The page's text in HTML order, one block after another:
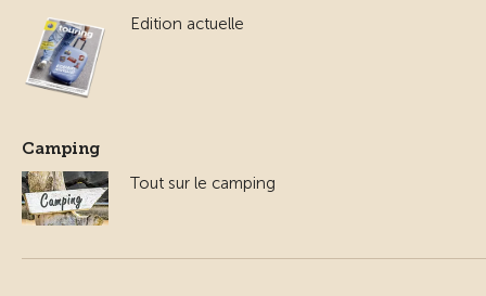
Edition actuelle
Camping
Tout sur le camping